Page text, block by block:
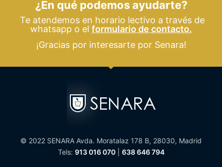
¿En qué podemos ayudarte?
Te atendemos en horario lectivo a través de
whatsapp o el formulario de contacto.
¡Gracias por interesarte por Senara!
© 2022 SENARA Avda. Moratalaz 178 B, 28030, Madrid
Tels: 913 016 070| 638 646 794